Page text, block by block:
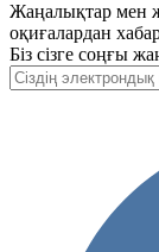
Жаңалықтар мен
оқиғалардан
Біз сізге соңғы